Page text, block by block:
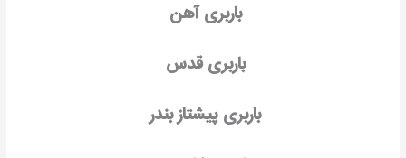
باربری آهن
باربری قدس
باربری پیشتاز بندر